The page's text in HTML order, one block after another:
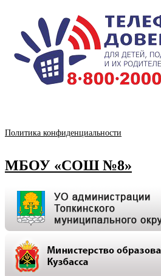
Политика конфиденциальности
МБОУ «СОШ №8»